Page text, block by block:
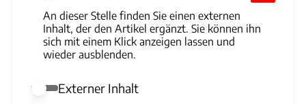
An dieser Stelle finden Sie einen externen
Inhalt, der den Artikel ergänzt. Sie können ihn
sich mit einem Klick anzeigen lassen und
wieder ausblenden.
Externer Inhalt erlauben
Externer Inhalt